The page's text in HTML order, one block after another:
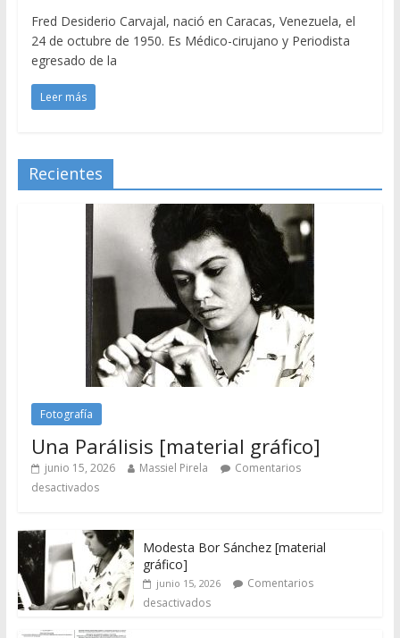
Fred Desiderio Carvajal, nació en Caracas, Venezuela, el
24 de octubre de 1950. Es Médico-cirujano y Periodista
egresado de la
Leer más
Recientes
Fotografía
Una Parálisis [material gráfico]
junio 15, 2026 Massiel Pirela
Comentarios
desactivados
Modesta Bor Sánchez [material
gráfico]
junio 15, 2026
Comentarios
desactivados